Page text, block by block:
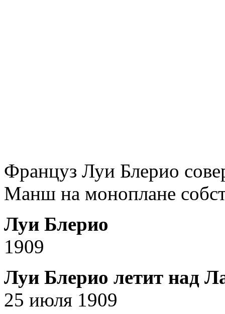
Француз Луи Блерио
Манш на моноплане
Луи Блерио
1909
Луи Блерио летит над
25 июля 1909